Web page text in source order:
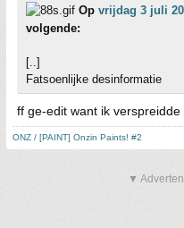
Op vrijdag 3 juli
volgende:
[..]
Fatsoenlijke desinformatie
ff ge-edit want ik
ONZ / [PAINT] Onzin Paints! #2
▼